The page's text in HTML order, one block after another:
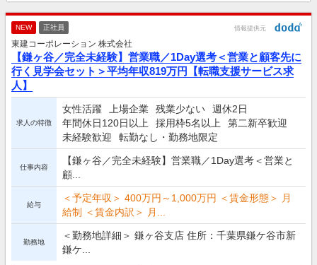
NEW 正社員 情報提供元
東建コーポレーション 株式会社
【鎌ヶ谷／完全未経験】営業職／1Day選考＜営業と顧客先に
行く見学会セット＞平均年収819万円【転職支援サービス求
人】
求人の特徴
女性活躍 上場企業 残業少ない
週休2日
年間休日120日以上
採用枠5名以上
第二新卒歓迎
未経験歓迎
転勤なし・勤務地限定
仕事内容
【鎌ヶ谷／完全未経験】営業職／1Day選考＜営業と
顧...
給与
＜予定年収＞ 400万円～1,000万円 ＜賃金形態＞ 月
給制 ＜賃金内訳＞ 月...
勤務地
＜勤務地詳細＞ 鎌ヶ谷支店 住所：千葉県鎌ケ谷市新
鎌ケ...